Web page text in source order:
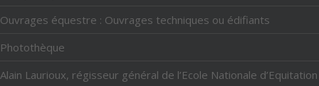
Ouvrages équestre : Ouvrages techniques ou édifiants
Photothèque
Alain Laurioux, régisseur général de l’Ecole Nationale d’Equitation